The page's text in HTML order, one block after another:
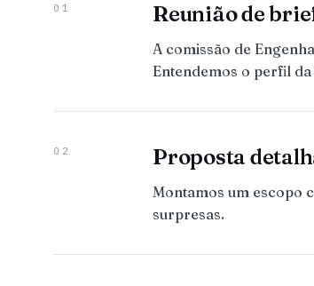
01 Reunião de
A comissão de
Entendemos o perfil
02 Proposta
Montamos um escopo
surpresas.